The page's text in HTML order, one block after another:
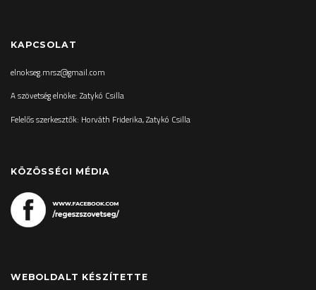
KAPCSOLAT
elnokseg.mrsz@gmail.com
A szövetség elnöke: Zatykó Csilla
Felelős szerkesztők: Horváth Friderika, Zatykó Csilla
KÖZÖSSÉGI MÉDIA
WEBOLDALT KÉSZÍTETTE